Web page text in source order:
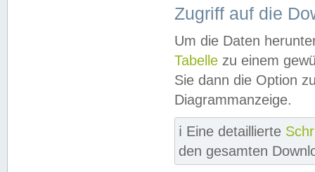
Zugriff auf die
Um die Daten
Tabelle zu einem
Sie dann die Option
Diagrammanzeige.
ℹ️ Eine detaillierte
den gesamten